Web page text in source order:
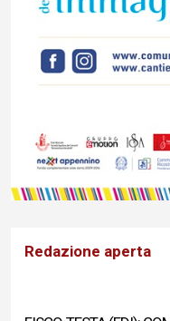
Redazione aperta